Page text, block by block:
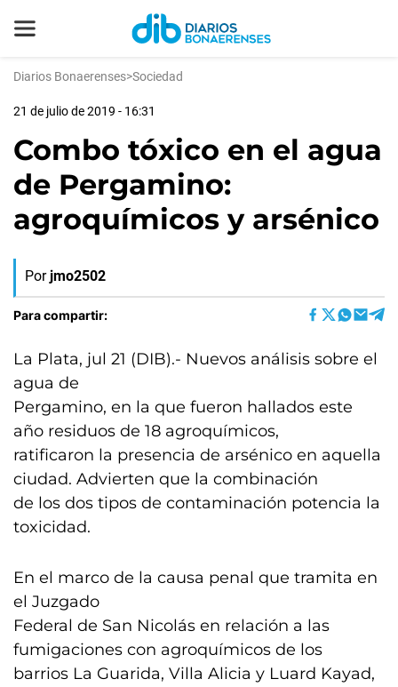
Diarios Bonaerenses>Sociedad
21 de julio de 2019 - 16:31
Combo tóxico en el agua
de Pergamino:
agroquímicos y arsénico
Por jmo2502
Para compartir:
La Plata, jul 21 (DIB).- Nuevos análisis sobre el
agua de
Pergamino, en la que fueron hallados este
año residuos de 18 agroquímicos,
ratificaron la presencia de arsénico en aquella
ciudad. Advierten que la combinación
de los dos tipos de contaminación potencia la
toxicidad.
En el marco de la causa penal que tramita en
el Juzgado
Federal de San Nicolás en relación a las
fumigaciones con agroquímicos de los
barrios La Guarida, Villa Alicia y Luard Kayad,